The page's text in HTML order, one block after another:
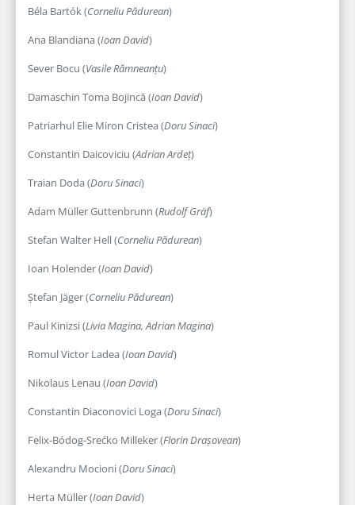
Béla Bartók (Corneliu Pădurean)
Ana Blandiana (Ioan David)
Sever Bocu (Vasile Rămneanțu)
Damaschin Toma Bojincă (Ioan David)
Patriarhul Elie Miron Cristea (Doru Sinaci)
Constantin Daicoviciu (Adrian Ardeț)
Traian Doda (Doru Sinaci)
Adam Müller Guttenbrunn (Rudolf Gräf)
Stefan Walter Hell (Corneliu Pădurean)
Ioan Holender (Ioan David)
Ștefan Jäger (Corneliu Pădurean)
Paul Kinizsi (Livia Magina, Adrian Magina)
Romul Victor Ladea (Ioan David)
Nikolaus Lenau (Ioan David)
Constantin Diaconovici Loga (Doru Sinaci)
Felix-Bódog-Srećko Milleker (Florin Drașovean)
Alexandru Mocioni (Doru Sinaci)
Herta Müller (Ioan David)